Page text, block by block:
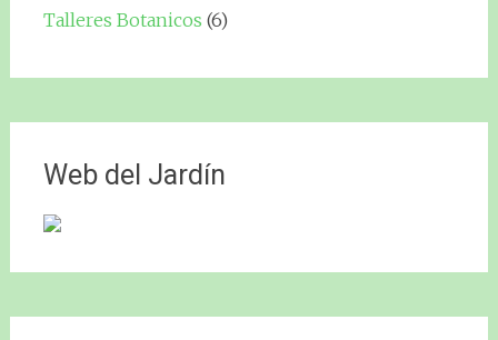
Talleres Botanicos (6)
Web del Jardín